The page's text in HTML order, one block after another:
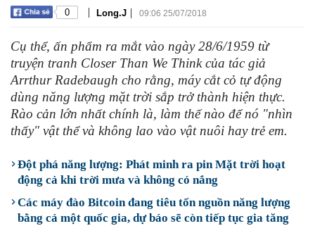
0 | Long.J | 09:06 25/07/2018
Cụ thể, ấn phẩm ra mắt vào ngày 28/6/1959 từ
truyện tranh Closer Than We Think của tác giả
Arrthur Radebaugh cho rằng, máy cắt cỏ tự động
dùng năng lượng mặt trời sắp trở thành hiện thực.
Rào cản lớn nhất chính là, làm thế nào để nó "nhìn
thấy" vật thể và không lao vào vật nuôi hay trẻ em.
Đột phá năng lượng: Phát minh ra pin Mặt trời hoạt
động cả khi trời mưa và không có nắng
Các máy đào Bitcoin đang tiêu tốn nguồn năng lượng
bằng cả một quốc gia, dự báo sẽ còn tiếp tục gia tăng